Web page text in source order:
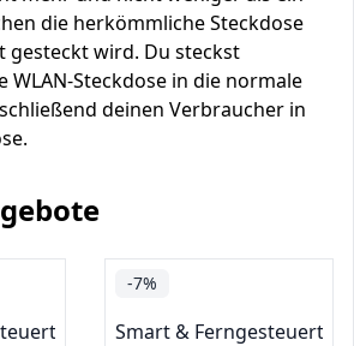
die herkömmliche Steckdose
gesteckt wird. Du steckst
WLAN-Steckdose in die normale
deinen Verbraucher in
Stecker
-7%
Smart & Ferngesteuerte